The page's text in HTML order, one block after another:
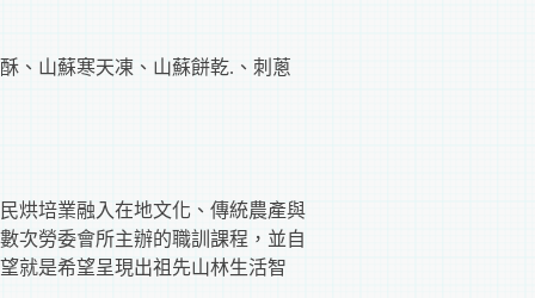
、山蘇寒天凍、山蘇餅乾.、刺蔥
烘培業融入在地文化、傳統農產與
次勞委會所主辦的職訓課程，並自
就是希望呈現出祖先山林生活智